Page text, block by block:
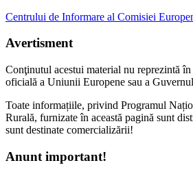
Centrului de Informare al Comisiei
Avertisment
Conţinutul acestui material nu reprezintă
oficială a Uniunii Europene sau a
Toate informațiile, privind Programul
Rurală, furnizate în această pagină sunt
sunt destinate comercializării!
Anunt important!